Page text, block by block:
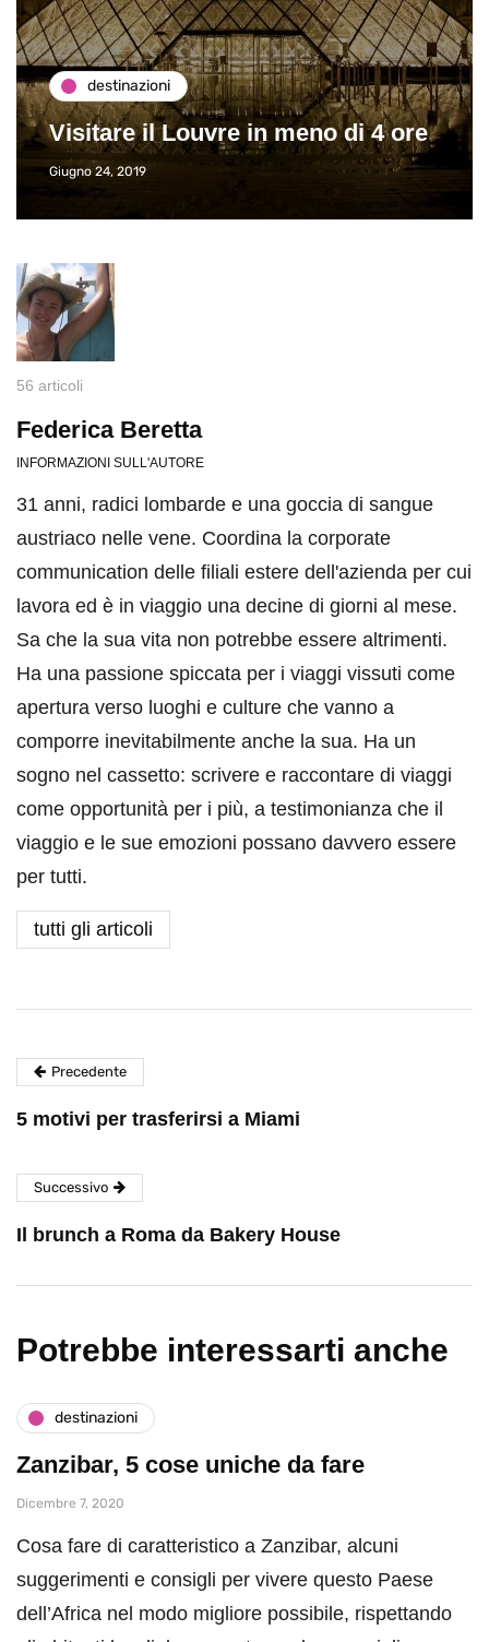
destinazioni
Visitare il Louvre in meno di 4 ore
Giugno 24, 2019
56 articoli
Federica Beretta
INFORMAZIONI SULL'AUTORE
31 anni, radici lombarde e una goccia di sangue
austriaco nelle vene. Coordina la corporate
communication delle filiali estere dell'azienda per cui
lavora ed è in viaggio una decine di giorni al mese.
Sa che la sua vita non potrebbe essere altrimenti.
Ha una passione spiccata per i viaggi vissuti come
apertura verso luoghi e culture che vanno a
comporre inevitabilmente anche la sua. Ha un
sogno nel cassetto: scrivere e raccontare di viaggi
come opportunità per i più, a testimonianza che il
viaggio e le sue emozioni possano davvero essere
per tutti.
tutti gli articoli
Precedente
5 motivi per trasferirsi a Miami
Successivo
Il brunch a Roma da Bakery House
Potrebbe interessarti anche
destinazioni
Zanzibar, 5 cose uniche da fare
Dicembre 7, 2020
Cosa fare di caratteristico a Zanzibar, alcuni
suggerimenti e consigli per vivere questo Paese
dell’Africa nel modo migliore possibile, rispettando